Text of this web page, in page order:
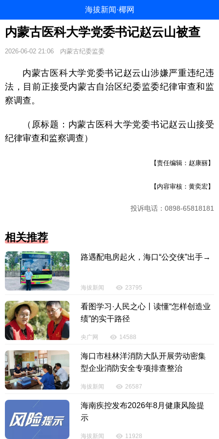
海拔新闻·椰网
内蒙古医科大学党委书记赵云山被查
2026-06-02 21:06 内蒙古纪委监委
内蒙古医科大学党委书记赵云山涉嫌严重违纪违
法，目前正接受内蒙古自治区纪委监委纪律审查和监
察调查。
（原标题：内蒙古医科大学党委书记赵云山接受
纪律审查和监察调查）
【责任编辑：赵康丽】
【内容审核：黄奕宏】
投诉电话：0898-65818181
相关推荐
路遇配电房起火，海口“公交侠”出手→
海拔新闻 23795
看图学习·人民之心丨读懂“怎样创造业
绩”的实干路径
央广网 14588
海口市桂林洋消防大队开展劳动密集
型企业消防安全专项排查整治
海拔新闻 26587
海南疾控发布2026年8月健康风险提
示
海拔新闻 11928